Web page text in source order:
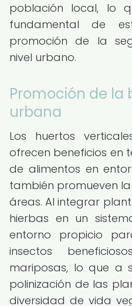
población local, lo
fundamental de
promoción de la
nivel urbano.
Promoción de la
urbana
Los huertos
ofrecen beneficios en
de alimentos en
también promueven
áreas. Al integrar
hierbas en un
entorno propicio
insectos
mariposas, lo que a
polinización de las
diversidad de vida